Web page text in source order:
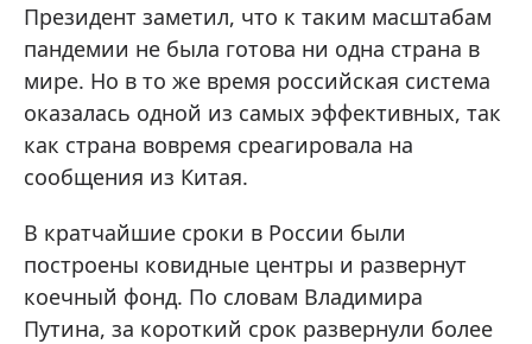
Президент заметил, что к таким масштабам
пандемии не была готова ни одна страна в
мире. Но в то же время российская система
оказалась одной из самых эффективных, так
как страна вовремя среагировала на
сообщения из Китая.
В кратчайшие сроки в России были
построены ковидные центры и развернут
коечный фонд. По словам Владимира
Путина, за короткий срок развернули более